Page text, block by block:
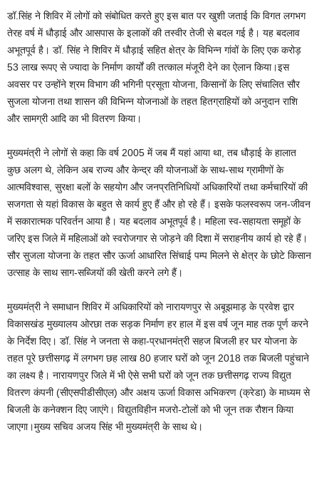
डॉ.सिंह ने शिविर में लोगों को संबोधित करते हुए इस बात पर खुशी जताई कि विगत लगभग
तेरह वर्ष में धौड़ाई और आसपास के इलाकों की तस्वीर तेजी से बदल गई है। यह बदलाव
अभूतपूर्व है। डॉ. सिंह ने शिविर में धौड़ाई सहित क्षेत्र के विभिन्न गांवों के लिए एक करोड़
53 लाख रूपए से ज्यादा के निर्माण कार्यों की तत्काल मंजूरी देने का ऐलान किया।इस
अवसर पर उन्होंने श्रम विभाग की भगिनी प्रसूता योजना, किसानों के लिए संचालित सौर
सुजला योजना तथा शासन की विभिन्न योजनाओं के तहत हितग्राहियों को अनुदान राशि
और सामग्री आदि का भी वितरण किया।
मुख्यमंत्री ने लोगों से कहा कि वर्ष 2005 में जब मैं यहां आया था, तब धौड़ाई के हालात
कुछ अलग थे, लेकिन अब राज्य और केन्द्र की योजनाओं के साथ-साथ ग्रामीणों के
आत्मविश्वास, सुरक्षा बलों के सहयोग और जनप्रतिनिधियों अधिकारियों तथा कर्मचारियों की
सजगता से यहां विकास के बहुत से कार्य हुए हैं और हो रहे हैं। इसके फलस्वरूप जन-जीवन
में सकारात्मक परिवर्तन आया है। यह बदलाव अभूतपूर्व है। महिला स्व-सहायता समूहों के
जरिए इस जिले में महिलाओं को स्वरोजगार से जोड़ने की दिशा में सराहनीय कार्य हो रहे हैं।
सौर सुजला योजना के तहत सौर ऊर्जा आधारित सिंचाई पम्प मिलने से क्षेत्र के छोटे किसान
उत्साह के साथ साग-सब्जियों की खेती करने लगे हैं।
मुख्यमंत्री ने समाधान शिविर में अधिकारियों को नारायणपुर से अबूझमाड़ के प्रवेश द्वार
विकासखंड मुख्यालय ओरछा तक सड़क निर्माण हर हाल में इस वर्ष जून माह तक पूर्ण करने
के निर्देश दिए। डॉ. सिंह ने जनता से कहा-प्रधानमंत्री सहज बिजली हर घर योजना के
तहत पूरे छत्तीसगढ़ में लगभग छह लाख 80 हजार घरों को जून 2018 तक बिजली पहुंचाने
का लक्ष्य है। नारायणपुर जिले में भी ऐसे सभी घरों को जून तक छत्तीसगढ़ राज्य विद्युत
वितरण कंपनी (सीएसपीडीसीएल) और अक्षय ऊर्जा विकास अभिकरण (क्रेडा) के माध्यम से
बिजली के कनेक्शन दिए जाएंगे। विद्युतविहीन मजरो-टोलों को भी जून तक रौशन किया
जाएगा।मुख्य सचिव अजय सिंह भी मुख्यमंत्री के साथ थे।